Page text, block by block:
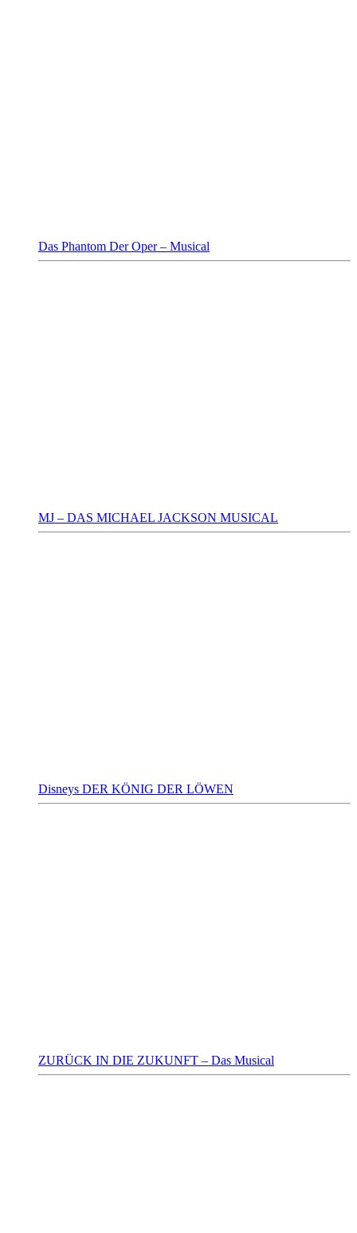
Das Phantom Der Oper – Musical
MJ – DAS MICHAEL JACKSON MUSICAL
Disneys DER KÖNIG DER LÖWEN
ZURÜCK IN DIE ZUKUNFT – Das Musical